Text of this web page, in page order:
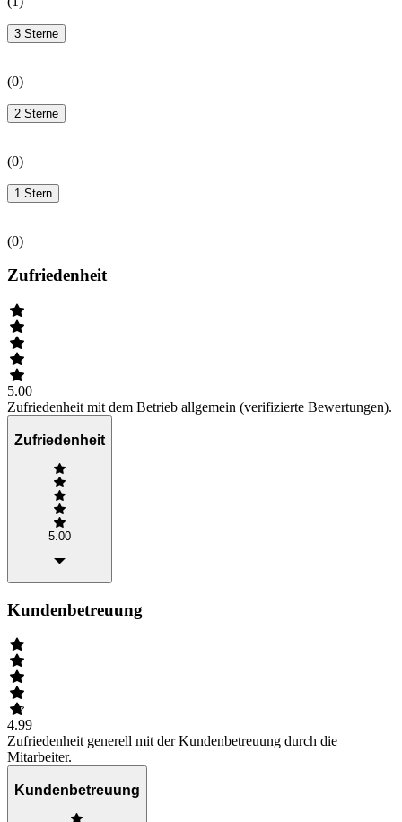
3 Sterne
(0)
2 Sterne
(0)
1 Stern
(0)
Zufriedenheit
5.00
Zufriedenheit mit dem Betrieb allgemein (verifizierte Bewertungen).
Zufriedenheit
5.00
Kundenbetreuung
4.99
Zufriedenheit generell mit der Kundenbetreuung durch die
Mitarbeiter.
Kundenbetreuung